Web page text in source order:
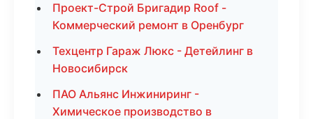
Проект-Строй Бригадир Roof -
Коммерческий ремонт в Оренбург
Техцентр Гараж Люкс - Детейлинг в
Новосибирск
ПАО Альянс Инжиниринг -
Химическое производство в